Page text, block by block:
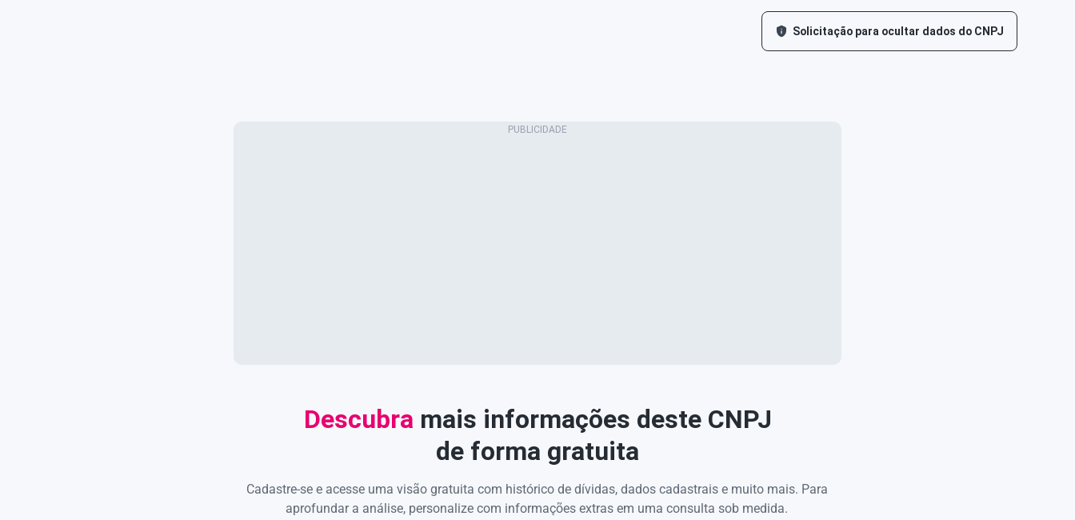
Solicitação para ocultar dados do CNPJ
Descubra mais informações deste CNPJ
de forma gratuita
Cadastre-se e acesse uma visão gratuita com histórico de dívidas, dados cadastrais e muito mais. Para
aprofundar a análise, personalize com informações extras em uma consulta sob medida.